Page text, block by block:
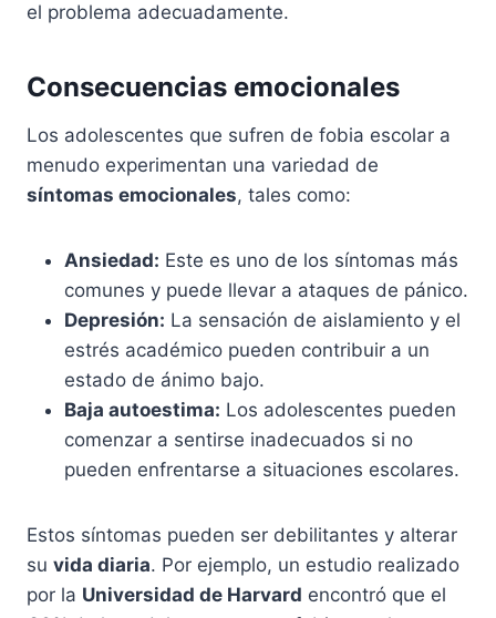
el problema adecuadamente.
Consecuencias emocionales
Los adolescentes que sufren de fobia escolar a
menudo experimentan una variedad de
síntomas emocionales, tales como:
Ansiedad: Este es uno de los síntomas más
comunes y puede llevar a ataques de pánico.
Depresión: La sensación de aislamiento y el
estrés académico pueden contribuir a un
estado de ánimo bajo.
Baja autoestima: Los adolescentes pueden
comenzar a sentirse inadecuados si no
pueden enfrentarse a situaciones escolares.
Estos síntomas pueden ser debilitantes y alterar
su vida diaria. Por ejemplo, un estudio realizado
por la Universidad de Harvard encontró que el